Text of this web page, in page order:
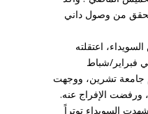
من وصول داني
اعتقلته
فبراير/شباط
جامعة تشرين، ووجهت
ورفضت الإفراج عنه.
السويداء توتراً